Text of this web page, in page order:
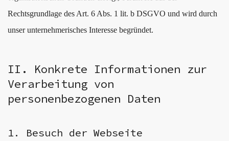
Rechtsgrundlage des Art. 6 Abs. 1 lit. b DSGVO und wird durch
unser unternehmerisches Interesse begründet.
II. Konkrete Informationen zur
Verarbeitung von
personenbezogenen Daten
1. Besuch der Webseite